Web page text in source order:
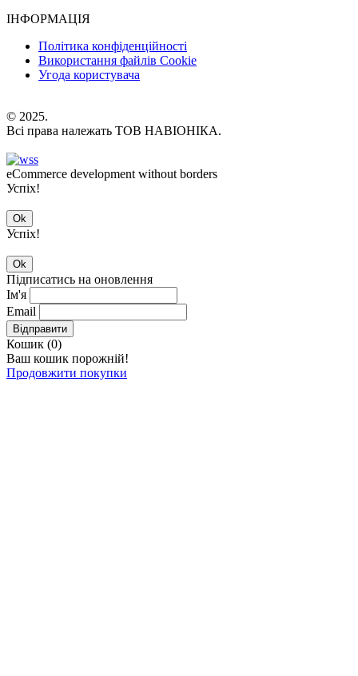
ІНФОРМАЦІЯ
Політика конфіденційності
Використання файлів Cookie
Угода користувача
© 2025.
Всі права належать ТОВ НАВІОНІКА.
eCommerce development without borders
Успіх!
Ok
Успіх!
Ok
Підписатись на оновлення
Ім'я
Email
Відправити
Кошик (0)
Ваш кошик порожній!
Продовжити покупки